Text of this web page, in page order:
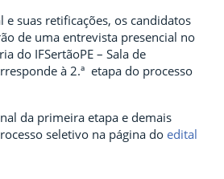
e suas retificações, os candidatos
de uma entrevista presencial no
do IFSertãoPE – Sala de
à 2.ª etapa do processo
da primeira etapa e demais
seletivo na página do edital